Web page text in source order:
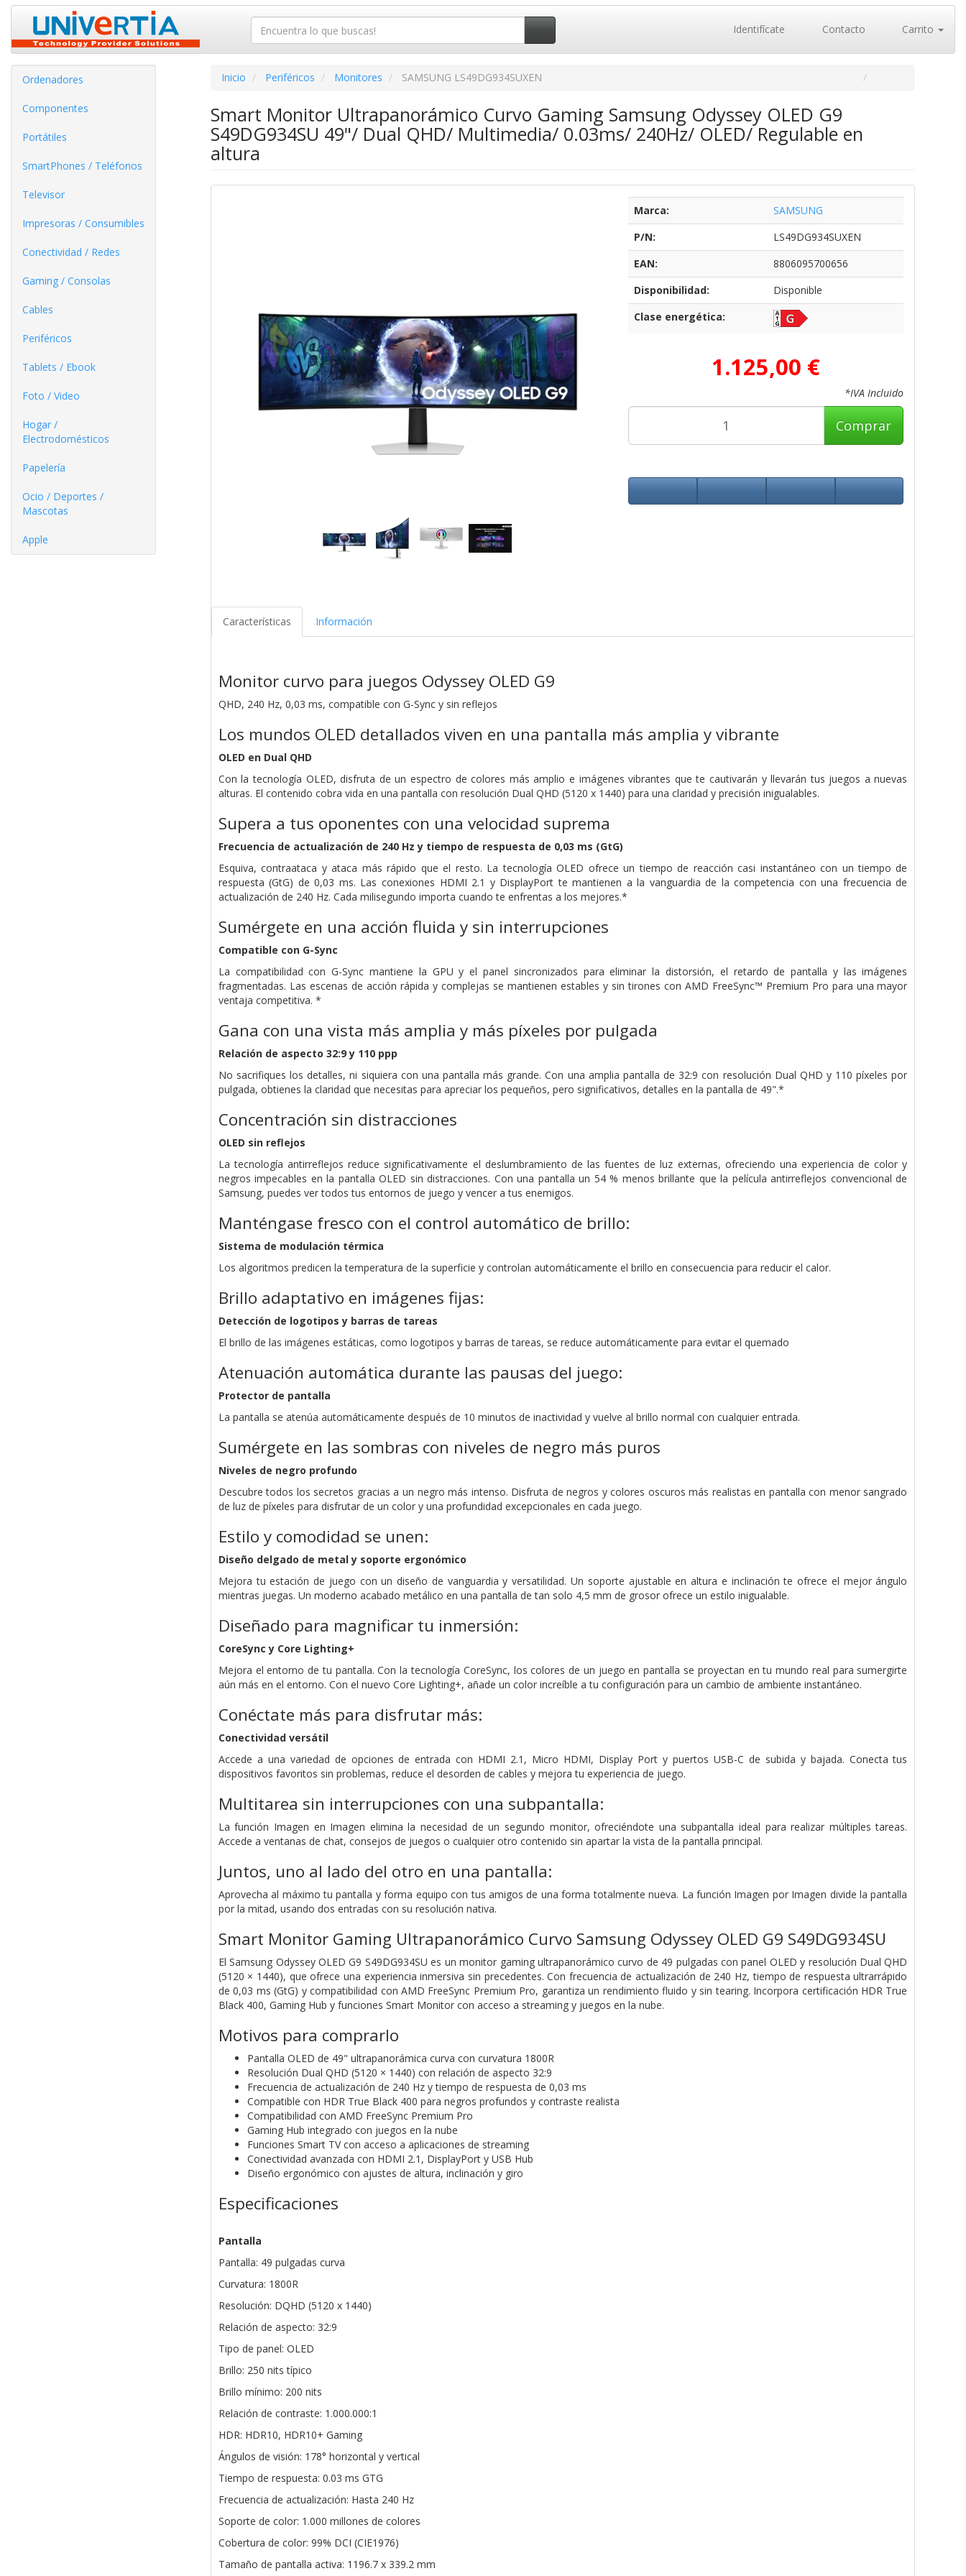
Identifícate Contacto Carrito
Ordenadores
Componentes
Portátiles
SmartPhones / Teléfonos
Televisor
Impresoras / Consumibles
Conectividad / Redes
Gaming / Consolas
Cables
Periféricos
Tablets / Ebook
Foto / Video
Hogar /
Electrodomésticos
Papelería
Ocio / Deportes /
Mascotas
Apple
Inicio Periféricos Monitores SAMSUNG LS49DG934SUXEN
Smart Monitor Ultrapanorámico Curvo Gaming Samsung Odyssey OLED G9
S49DG934SU 49"/ Dual QHD/ Multimedia/ 0.03ms/ 240Hz/ OLED/ Regulable en
altura
Marca:
SAMSUNG
P/N:
LS49DG934SUXEN
EAN:
8806095700656
Disponibilidad:
Disponible
Clase energética:
1.125,00 €
*IVA Incluido
Comprar
Características Información
Monitor curvo para juegos Odyssey OLED G9
QHD, 240 Hz, 0,03 ms, compatible con G-Sync y sin reflejos
Los mundos OLED detallados viven en una pantalla más amplia y vibrante
OLED en Dual QHD
Con la tecnología OLED, disfruta de un espectro de colores más amplio e imágenes vibrantes que te cautivarán y llevarán tus juegos a nuevas
alturas. El contenido cobra vida en una pantalla con resolución Dual QHD (5120 x 1440) para una claridad y precisión inigualables.
Supera a tus oponentes con una velocidad suprema
Frecuencia de actualización de 240 Hz y tiempo de respuesta de 0,03 ms (GtG)
Esquiva, contraataca y ataca más rápido que el resto. La tecnología OLED ofrece un tiempo de reacción casi instantáneo con un tiempo de
respuesta (GtG) de 0,03 ms. Las conexiones HDMI 2.1 y DisplayPort te mantienen a la vanguardia de la competencia con una frecuencia de
actualización de 240 Hz. Cada milisegundo importa cuando te enfrentas a los mejores.*
Sumérgete en una acción fluida y sin interrupciones
Compatible con G-Sync
La compatibilidad con G-Sync mantiene la GPU y el panel sincronizados para eliminar la distorsión, el retardo de pantalla y las imágenes
fragmentadas. Las escenas de acción rápida y complejas se mantienen estables y sin tirones con AMD FreeSync™ Premium Pro para una mayor
ventaja competitiva. *
Gana con una vista más amplia y más píxeles por pulgada
Relación de aspecto 32:9 y 110 ppp
No sacrifiques los detalles, ni siquiera con una pantalla más grande. Con una amplia pantalla de 32:9 con resolución Dual QHD y 110 píxeles por
pulgada, obtienes la claridad que necesitas para apreciar los pequeños, pero significativos, detalles en la pantalla de 49".*
Concentración sin distracciones
OLED sin reflejos
La tecnología antirreflejos reduce significativamente el deslumbramiento de las fuentes de luz externas, ofreciendo una experiencia de color y
negros impecables en la pantalla OLED sin distracciones. Con una pantalla un 54 % menos brillante que la película antirreflejos convencional de
Samsung, puedes ver todos tus entornos de juego y vencer a tus enemigos.
Manténgase fresco con el control automático de brillo:
Sistema de modulación térmica
Los algoritmos predicen la temperatura de la superficie y controlan automáticamente el brillo en consecuencia para reducir el calor.
Brillo adaptativo en imágenes fijas:
Detección de logotipos y barras de tareas
El brillo de las imágenes estáticas, como logotipos y barras de tareas, se reduce automáticamente para evitar el quemado
Atenuación automática durante las pausas del juego:
Protector de pantalla
La pantalla se atenúa automáticamente después de 10 minutos de inactividad y vuelve al brillo normal con cualquier entrada.
Sumérgete en las sombras con niveles de negro más puros
Niveles de negro profundo
Descubre todos los secretos gracias a un negro más intenso. Disfruta de negros y colores oscuros más realistas en pantalla con menor sangrado
de luz de píxeles para disfrutar de un color y una profundidad excepcionales en cada juego.
Estilo y comodidad se unen:
Diseño delgado de metal y soporte ergonómico
Mejora tu estación de juego con un diseño de vanguardia y versatilidad. Un soporte ajustable en altura e inclinación te ofrece el mejor ángulo
mientras juegas. Un moderno acabado metálico en una pantalla de tan solo 4,5 mm de grosor ofrece un estilo inigualable.
Diseñado para magnificar tu inmersión:
CoreSync y Core Lighting+
Mejora el entorno de tu pantalla. Con la tecnología CoreSync, los colores de un juego en pantalla se proyectan en tu mundo real para sumergirte
aún más en el entorno. Con el nuevo Core Lighting+, añade un color increíble a tu configuración para un cambio de ambiente instantáneo.
Conéctate más para disfrutar más:
Conectividad versátil
Accede a una variedad de opciones de entrada con HDMI 2.1, Micro HDMI, Display Port y puertos USB-C de subida y bajada. Conecta tus
dispositivos favoritos sin problemas, reduce el desorden de cables y mejora tu experiencia de juego.
Multitarea sin interrupciones con una subpantalla:
La función Imagen en Imagen elimina la necesidad de un segundo monitor, ofreciéndote una subpantalla ideal para realizar múltiples tareas.
Accede a ventanas de chat, consejos de juegos o cualquier otro contenido sin apartar la vista de la pantalla principal.
Juntos, uno al lado del otro en una pantalla:
Aprovecha al máximo tu pantalla y forma equipo con tus amigos de una forma totalmente nueva. La función Imagen por Imagen divide la pantalla
por la mitad, usando dos entradas con su resolución nativa.
Smart Monitor Gaming Ultrapanorámico Curvo Samsung Odyssey OLED G9 S49DG934SU
El Samsung Odyssey OLED G9 S49DG934SU es un monitor gaming ultrapanorámico curvo de 49 pulgadas con panel OLED y resolución Dual QHD
(5120 × 1440), que ofrece una experiencia inmersiva sin precedentes. Con frecuencia de actualización de 240 Hz, tiempo de respuesta ultrarrápido
de 0,03 ms (GtG) y compatibilidad con AMD FreeSync Premium Pro, garantiza un rendimiento fluido y sin tearing. Incorpora certificación HDR True
Black 400, Gaming Hub y funciones Smart Monitor con acceso a streaming y juegos en la nube.
Motivos para comprarlo
Pantalla OLED de 49" ultrapanorámica curva con curvatura 1800R
Resolución Dual QHD (5120 × 1440) con relación de aspecto 32:9
Frecuencia de actualización de 240 Hz y tiempo de respuesta de 0,03 ms
Compatible con HDR True Black 400 para negros profundos y contraste realista
Compatibilidad con AMD FreeSync Premium Pro
Gaming Hub integrado con juegos en la nube
Funciones Smart TV con acceso a aplicaciones de streaming
Conectividad avanzada con HDMI 2.1, DisplayPort y USB Hub
Diseño ergonómico con ajustes de altura, inclinación y giro
Especificaciones
Pantalla
Pantalla: 49 pulgadas curva
Curvatura: 1800R
Resolución: DQHD (5120 x 1440)
Relación de aspecto: 32:9
Tipo de panel: OLED
Brillo: 250 nits típico
Brillo mínimo: 200 nits
Relación de contraste: 1.000.000:1
HDR: HDR10, HDR10+ Gaming
Ángulos de visión: 178° horizontal y vertical
Tiempo de respuesta: 0.03 ms GTG
Frecuencia de actualización: Hasta 240 Hz
Soporte de color: 1.000 millones de colores
Cobertura de color: 99% DCI (CIE1976)
Tamaño de pantalla activa: 1196.7 x 339.2 mm